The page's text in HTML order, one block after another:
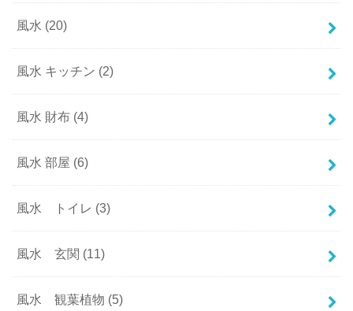
風水 (20)
風水 キッチン (2)
風水 財布 (4)
風水 部屋 (6)
風水 トイレ (3)
風水 玄関 (11)
風水 観葉植物 (5)